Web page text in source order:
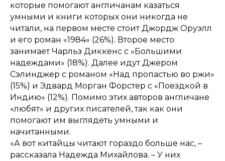
которые помогают англичанам казаться
умными и книги которых они никогда не
читали, на первом месте стоит Джордж Оруэлл
и его роман «1984» (26%). Второе место
занимает Чарльз Диккенс с «Большими
надеждами» (18%). Далее идут Джером
Сэлинджер с романом «Над пропастью во ржи»
(15%) и Эдвард Морган Форстер с «Поездкой в
Индию» (12%). Помимо этих авторов англичане
«любят» и других писателей, так как они
помогают им выглядеть умными и
начитанными.
«А вот китайцы читают гораздо больше нас, –
рассказала Надежда Михайлова. – У них